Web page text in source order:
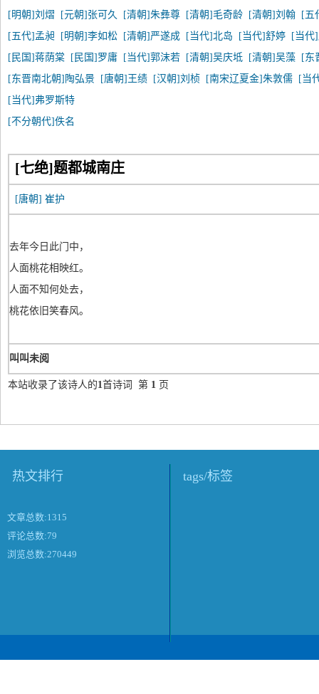
[明朝]刘熠
[元朝]张可久 [清朝]朱彝尊 [清朝]毛奇龄 [清朝]刘翰
[五
[五代]孟昶
[明朝]李如松 [清朝]严遂成 [当代]北岛 [当代]舒婷
[当代
[民国]蒋荫棠
[民国]罗庸 [当代]郭沫若 [清朝]吴庆坻 [清朝]吴藻
[东
[东晋南北朝]陶弘景
[唐朝]王绩 [汉朝]刘桢 [南宋辽夏金]朱敦儒
[当
[当代]弗罗斯特
[不分朝代]佚名
[七绝]题都城南庄
[唐朝] 崔护
去年今日此门中，
人面桃花相映红。
人面不知何处去，
桃花依旧笑春风。
叫叫未阅
本站收录了该诗人的1首诗词 第 1 页
热文排行
文章总数:1315
评论总数:79
浏览总数:270449
tags/标签